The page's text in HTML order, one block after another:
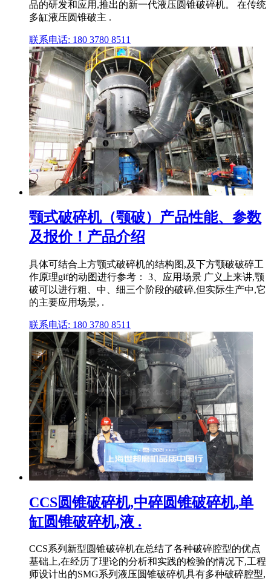
品的研发和应用,推出的新一代液压圆锥破碎机。 在传统
多缸液压圆锥破主 .
联系电话: 180 3780 8511
颚式破碎机（颚破）产品性能、参数
及报价！产品介绍
具体可结合上方颚式破碎机的结构图,及下方颚破破碎工
作原理gif的动图进行参考： 3、应用场景 广义上来讲,颚
破可以进行粗、中、细三个阶段的破碎,但实际生产中,它
的主要应用场景, .
联系电话: 180 3780 8511
CCS圆锥破碎机,中碎圆锥破碎机,单
缸圆锥破碎机,液 .
CCS系列新型圆锥破碎机在总结了各种破碎腔型的优点
基础上,在经历了理论的分析和实践的检验的情况下,工程
师设计出的SMG系列液压圆锥破碎机具有多种破碎腔型,